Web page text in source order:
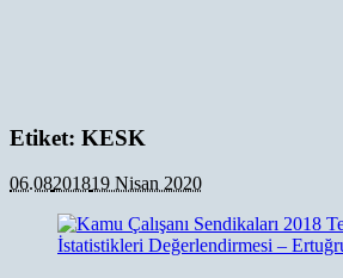
Etiket: KESK
06.08201819 Nisan 2020